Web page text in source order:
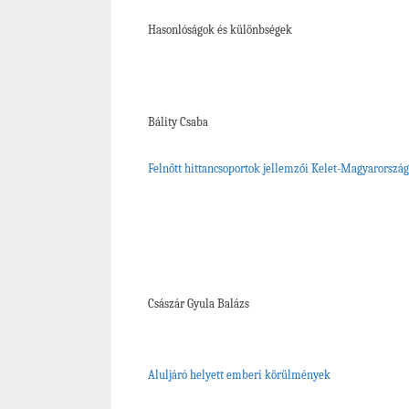
Hasonlóságok és különbségek
Bálity Csaba
Felnőtt hittancsoportok jellemzői Kelet-
Császár Gyula Balázs
Aluljáró helyett emberi körülmények